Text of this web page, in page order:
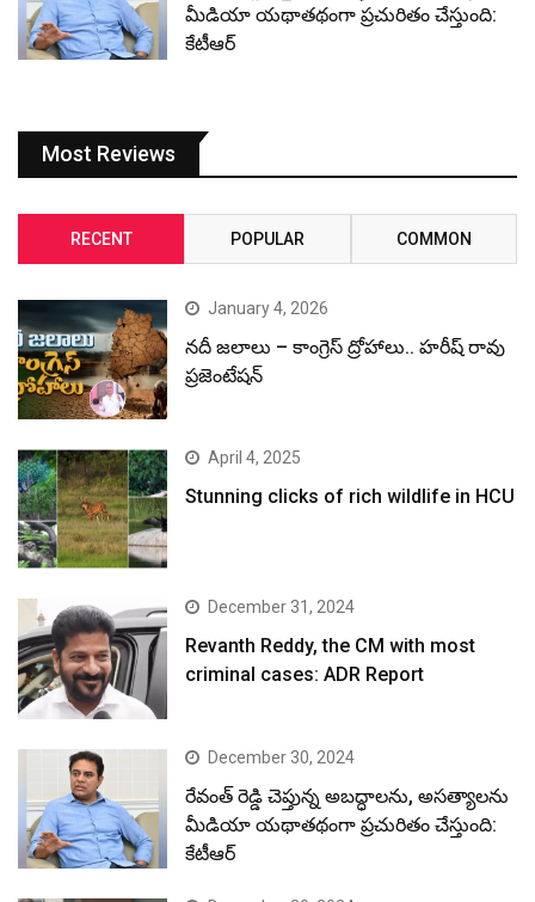
మీడియా యథాతథంగా ప్రచురితం చేస్తుంది:
కేటీఆర్
Most Reviews
RECENT POPULAR COMMON
January 4, 2026
నదీ జలాలు – కాంగ్రెస్ ద్రోహాలు.. హరీష్ రావు
ప్రజెంటేషన్
April 4, 2025
Stunning clicks of rich wildlife in HCU
December 31, 2024
Revanth Reddy, the CM with most
criminal cases: ADR Report
December 30, 2024
రేవంత్ రెడ్డి చెప్తున్న అబద్ధాలను, అసత్యాలను
మీడియా యథాతథంగా ప్రచురితం చేస్తుంది:
కేటీఆర్